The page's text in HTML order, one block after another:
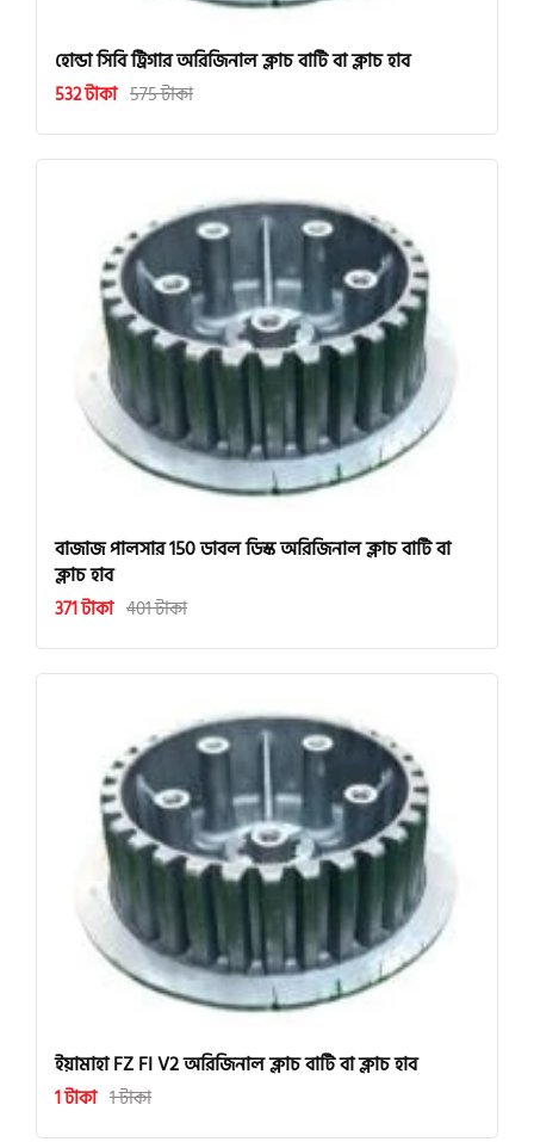
হোন্ডা সিবি ট্রিগার অরিজিনাল ক্লাচ বাটি বা ক্লাচ হাব
532 টাকা 575 টাকা
বাজাজ পালসার 150 ডাবল ডিস্ক অরিজিনাল ক্লাচ বাটি বা
ক্লাচ হাব
371 টাকা 401 টাকা
ইয়ামাহা FZ FI V2 অরিজিনাল ক্লাচ বাটি বা ক্লাচ হাব
1 টাকা 1 টাকা